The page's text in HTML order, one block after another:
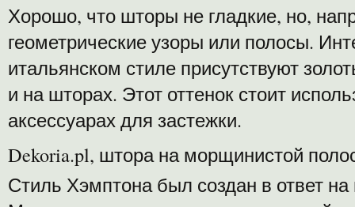
Хорошо, что шторы не гладкие, но,
геометрические узоры или полосы.
итальянском стиле присутствуют
и на шторах. Этот оттенок стоит
аксессуарах для застежки.
Dekoria.pl, штора на морщинистой
Стиль Хэмптона был создан в ответ на